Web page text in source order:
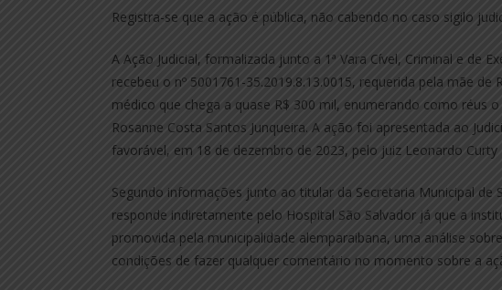
Registra-se que a ação é pública, não cabendo no caso sigilo
A Ação Judicial, formalizada junto a 1ª Vara Cível, Criminal e de
recebeu o nº 5001761-35.2019.8.13.0015, requerida pela mãe
médico que chega a quase R$ 300 mil, enumerando como réus
Rosanne Costa Santos Junqueira. A ação foi apresentada ao
favorável, em 18 de dezembro de 2023, pelo juiz Leonardo Curty
Segundo informações junto ao titular da Secretaria Municipal de
responde indiretamente pelo Hospital São Salvador já que a
promovida pela municipalidade alemparaibana, uma análise
condições de fazer qualquer comentário no momento sobre a